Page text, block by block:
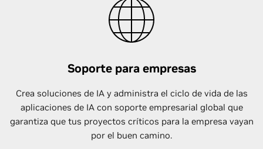
Soporte para empresas
Crea soluciones de IA y administra el ciclo de vida de las
aplicaciones de IA con soporte empresarial global que
garantiza que tus proyectos críticos para la empresa vayan
por el buen camino.